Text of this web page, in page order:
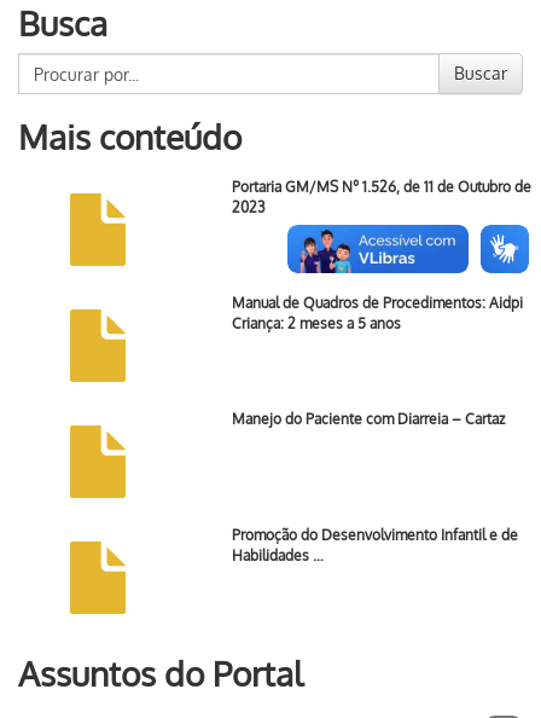
Busca
Buscar
Mais conteúdo
Portaria GM/MS Nº 1.526, de 11 de Outubro de
2023
Manual de Quadros de Procedimentos: Aidpi
Criança: 2 meses a 5 anos
Manejo do Paciente com Diarreia – Cartaz
Promoção do Desenvolvimento Infantil e de
Habilidades …
Assuntos do Portal